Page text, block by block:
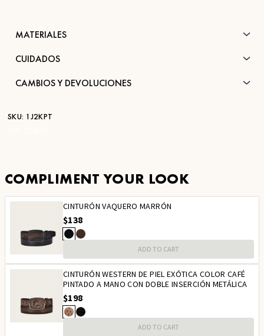
MATERIALES
CUIDADOS
CAMBIOS Y DEVOLUCIONES
SKU: 1J2KPT
COMPLIMENT YOUR LOOK
CINTURÓN VAQUERO MARRÓN
$138
ADD TO CART
CINTURÓN WESTERN DE PIEL EXÓTICA COLOR CAFÉ
PINTADO A MANO CON DOBLE INSERCIÓN METÁLICA
$198
ADD TO CART